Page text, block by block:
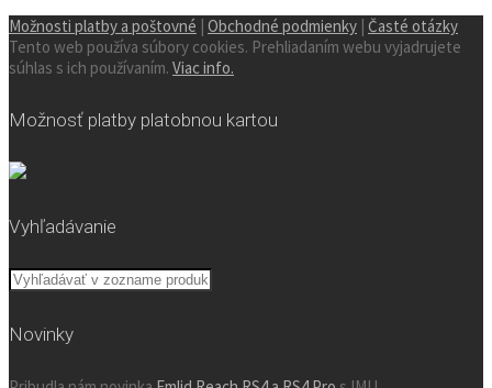
Možnosti platby a poštovné | Obchodné podmienky | Časté otázky
Tento web používa súbory cookies. Prehliadaním webu vyjadrujete
súhlas s ich používaním. Viac info.
Možnosť platby platobnou kartou
Vyhľadávanie
Novinky